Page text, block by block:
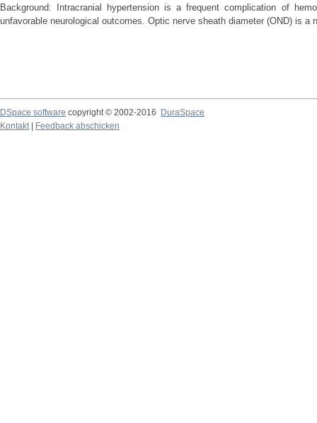
Background: Intracranial hypertension is a frequent complication of
unfavorable neurological outcomes. Optic nerve sheath diameter (OND) is a
DSpace software copyright © 2002-2016
DuraSpace
Kontakt| Feedback abschicken